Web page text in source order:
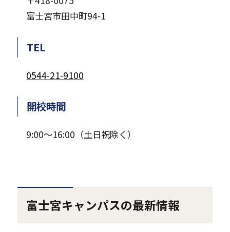
富士宮市田中町94-1
TEL
0544-21-9100
開校時間
9:00～16:00（土日祝除く）
富士宮キャンパスの最新情報